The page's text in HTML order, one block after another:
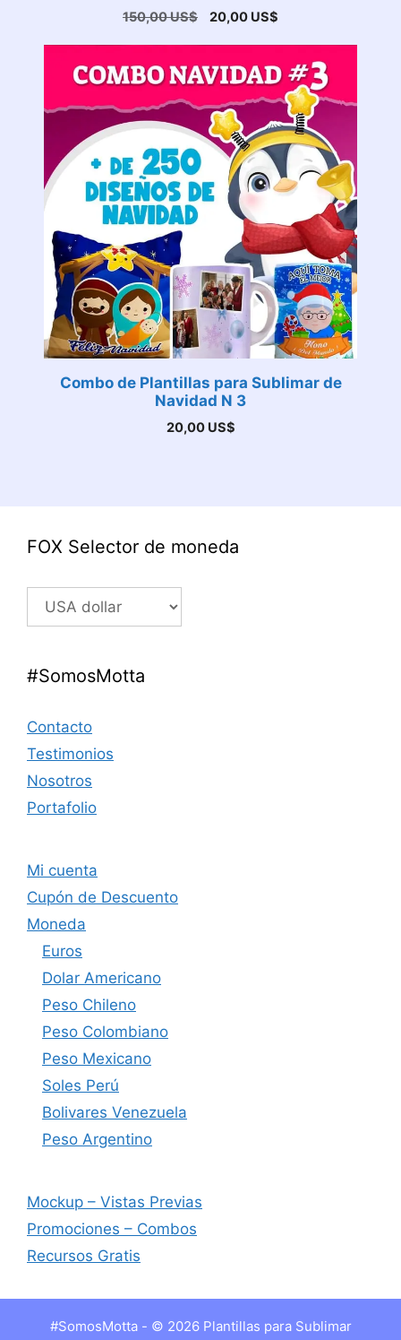
150,00US$
El
era:
150,00 US$.
20,00 US$
es:
20,00 US$.
Combo de Plantillas para Sublimar de
Navidad N 3
20,00 US$
FOX Selector de moneda
#SomosMotta
Contacto
Testimonios
Nosotros
Portafolio
Mi cuenta
Cupón de Descuento
Moneda
Euros
Dolar Americano
Peso Chileno
Peso Colombiano
Peso Mexicano
Soles Perú
Bolivares Venezuela
Peso Argentino
Mockup – Vistas Previas
Promociones – Combos
Recursos Gratis
#SomosMotta - © 2026 Plantillas para Sublimar